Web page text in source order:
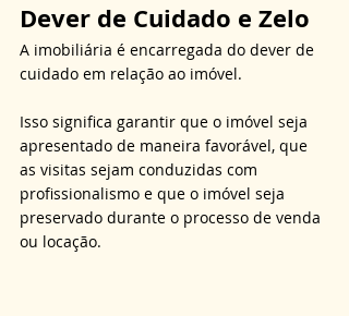
Dever de Cuidado e Zelo
A imobiliária é encarregada do dever de
cuidado em relação ao imóvel.
Isso significa garantir que o imóvel seja
apresentado de maneira favorável, que
as visitas sejam conduzidas com
profissionalismo e que o imóvel seja
preservado durante o processo de venda
ou locação.